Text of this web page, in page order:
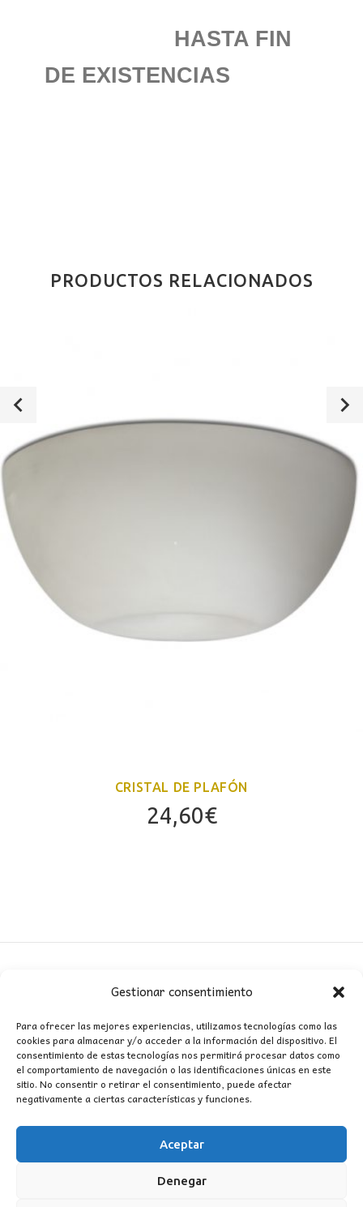
Gestionar consentimiento
Para ofrecer las mejores experiencias, utilizamos tecnologías como las
cookies para almacenar y/o acceder a la información del dispositivo. El
consentimiento de estas tecnologías nos permitirá procesar datos como
el comportamiento de navegación o las identificaciones únicas en este
sitio. No consentir o retirar el consentimiento, puede afectar
negativamente a ciertas características y funciones.
Aceptar
Denegar
HASTA FIN
DE EXISTENCIAS
PRODUCTOS RELACIONADOS
CRISTAL DE PLAFÓN
24,60€
MI CUENTA
INFORMACIÓN
WhatsApp
TikTok
Instagram